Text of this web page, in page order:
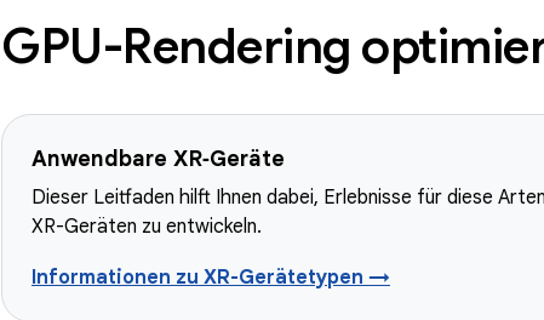
GPU-Rendering
Anwendbare XR‑Geräte
Dieser Leitfaden hilft Ihnen dabei, Erlebnisse für diese
XR-Geräten zu entwickeln.
Informationen zu XR-Gerätetypen →